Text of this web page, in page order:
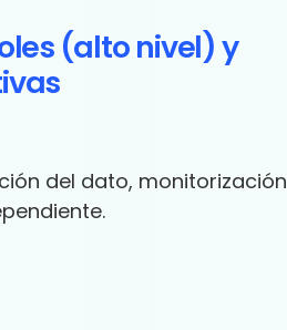
(alto nivel) y
del dato, monitorización